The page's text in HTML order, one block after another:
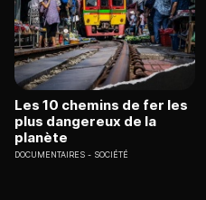
Les 10 chemins de fer les
plus dangereux de la
planète
DOCUMENTAIRES SOCIÉTÉ